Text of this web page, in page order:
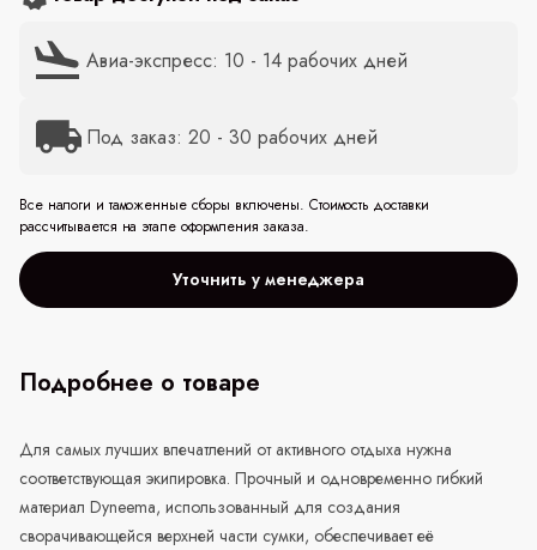
Авиа-экспресс: 10 - 14 рабочих дней
Под заказ: 20 - 30 рабочих дней
Все налоги и таможенные сборы включены. Стоимость доставки
рассчитывается на этапе оформления заказа.
Уточнить у менеджера
Подробнее о товаре
Для самых лучших впечатлений от активного отдыха нужна
соответствующая экипировка. Прочный и одновременно гибкий
материал Dyneema, использованный для создания
сворачивающейся верхней части сумки, обеспечивает её